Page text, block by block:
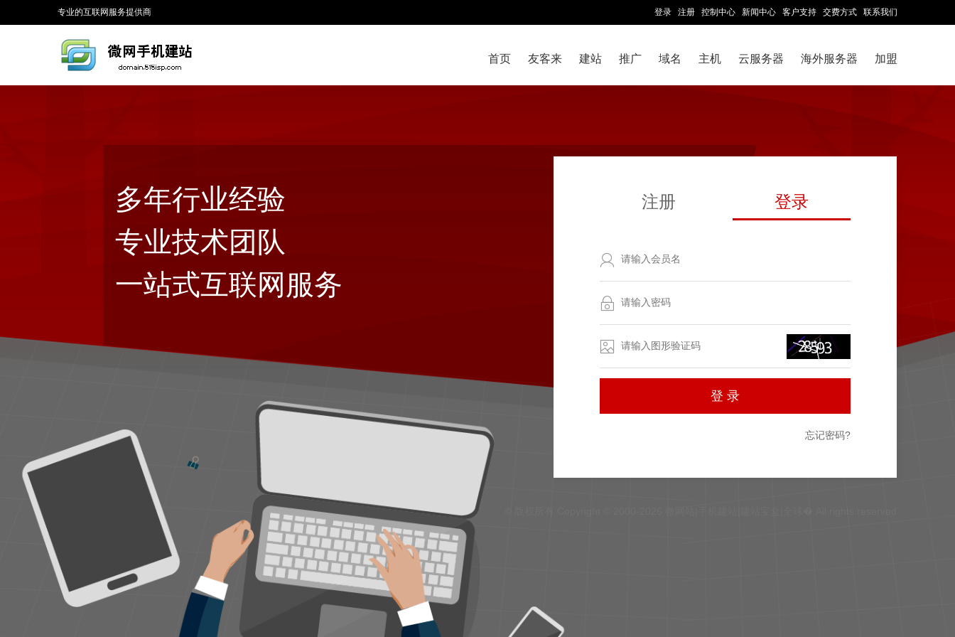
专业的互联网服务提供商 登录 注册 控制中心 新闻中心 客户支持 交费方式 联系我们
首页 友客来 建站 推广 域名 主机 云服务器 海外服务器 加盟
多年行业经验
专业技术团队
一站式互联网服务
注册 登录
忘记密码?